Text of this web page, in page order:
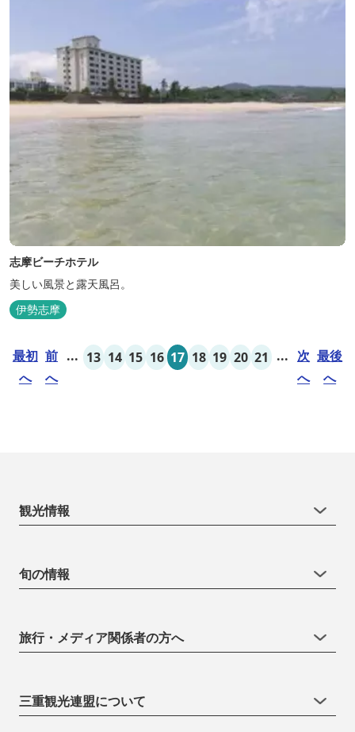
志摩ビーチホテル
美しい風景と露天風呂。
伊勢志摩
最初
へ
前
へ
... 13 14 15 16 17 18 19 20 21 ... 次
へ
最後
へ
観光情報
旬の情報
旅行・メディア関係者の方へ
三重観光連盟について